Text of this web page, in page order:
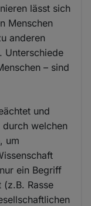
lässt sich
Menschen
anderen
Unterschiede
– sind
und
welchen
um
ein Begriff
(z.B. Rasse